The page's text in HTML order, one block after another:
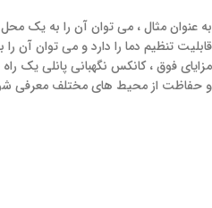
قابلیت تنظیم دما را دارد و می‌ توان آن
مزایای فوق ، کانکس نگهبانی پانلی یک
و حفاظت از محیط‌ های مختلف معرفی